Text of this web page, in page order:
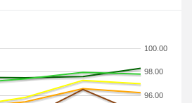
96.00
98.00
100.00